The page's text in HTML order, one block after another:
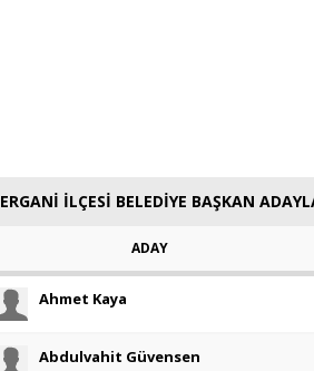
ERGANİ İLÇESİ BELEDİYE BAŞKAN
ADAY
Ahmet Kaya
Abdulvahit Güvensen